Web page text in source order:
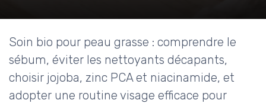
Soin bio pour peau grasse : comprendre le
sébum, éviter les nettoyants décapants,
choisir jojoba, zinc PCA et niacinamide, et
adopter une routine visage efficace pour